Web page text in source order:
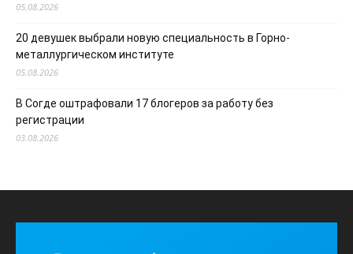
05.08.2026
20 девушек выбрали новую специальность в Горно-
металлургическом институте
05.08.2026
В Согде оштрафовали 17 блогеров за работу без
регистрации
03.08.2026